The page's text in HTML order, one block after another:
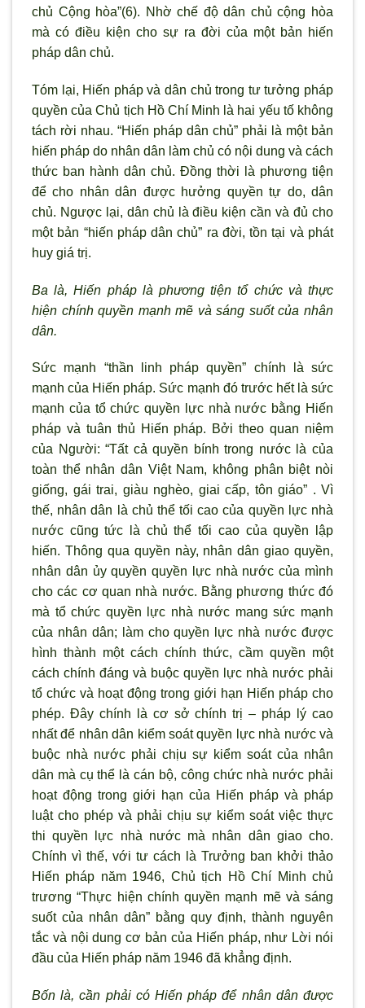
chủ Cộng hòa”(6). Nhờ chế độ dân chủ cộng hòa
mà có điều kiện cho sự ra đời của một bản hiến
pháp dân chủ.
Tóm lại, Hiến pháp và dân chủ trong tư tưởng pháp
quyền của Chủ tịch Hồ Chí Minh là hai yếu tố không
tách rời nhau. “Hiến pháp dân chủ” phải là một bản
hiến pháp do nhân dân làm chủ có nội dung và cách
thức ban hành dân chủ. Ðồng thời là phương tiện
để cho nhân dân được hưởng quyền tự do, dân
chủ. Ngược lại, dân chủ là điều kiện cần và đủ cho
một bản “hiến pháp dân chủ” ra đời, tồn tại và phát
huy giá trị.
Ba là, Hiến pháp là phương tiện tổ chức và thực
hiện chính quyền mạnh mẽ và sáng suốt của nhân
dân.
Sức mạnh “thần linh pháp quyền” chính là sức
mạnh của Hiến pháp. Sức mạnh đó trước hết là sức
mạnh của tổ chức quyền lực nhà nước bằng Hiến
pháp và tuân thủ Hiến pháp. Bởi theo quan niệm
của Người: “Tất cả quyền bính trong nước là của
toàn thể nhân dân Việt Nam, không phân biệt nòi
giống, gái trai, giàu nghèo, giai cấp, tôn giáo” . Vì
thế, nhân dân là chủ thể tối cao của quyền lực nhà
nước cũng tức là chủ thể tối cao của quyền lập
hiến. Thông qua quyền này, nhân dân giao quyền,
nhân dân ủy quyền quyền lực nhà nước của mình
cho các cơ quan nhà nước. Bằng phương thức đó
mà tổ chức quyền lực nhà nước mang sức mạnh
của nhân dân; làm cho quyền lực nhà nước được
hình thành một cách chính thức, cầm quyền một
cách chính đáng và buộc quyền lực nhà nước phải
tổ chức và hoạt động trong giới hạn Hiến pháp cho
phép. Đây chính là cơ sở chính trị – pháp lý cao
nhất để nhân dân kiểm soát quyền lực nhà nước và
buộc nhà nước phải chịu sự kiểm soát của nhân
dân mà cụ thể là cán bộ, công chức nhà nước phải
hoạt động trong giới hạn của Hiến pháp và pháp
luật cho phép và phải chịu sự kiểm soát việc thực
thi quyền lực nhà nước mà nhân dân giao cho.
Chính vì thế, với tư cách là Trưởng ban khởi thảo
Hiến pháp năm 1946, Chủ tịch Hồ Chí Minh chủ
trương “Thực hiện chính quyền mạnh mẽ và sáng
suốt của nhân dân” bằng quy định, thành nguyên
tắc và nội dung cơ bản của Hiến pháp, như Lời nói
đầu của Hiến pháp năm 1946 đã khẳng định.
Bốn là, cần phải có Hiến pháp để nhân dân được